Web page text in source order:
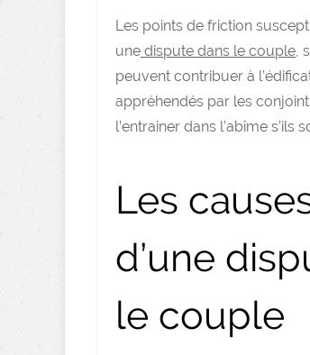
Les points de friction
une dispute dans le couple,
peuvent contribuer à
appréhendés par les
l’entrainer dans l’abîme
Les
d’une
le couple